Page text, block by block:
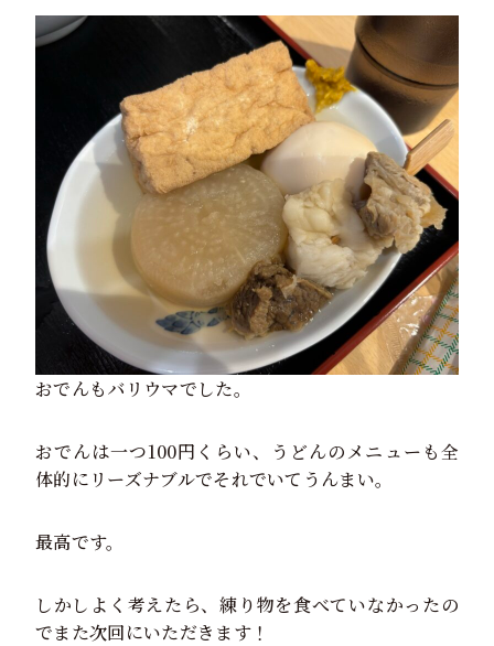
おでんもバリウマでした。
おでんは一つ100円くらい、うどんのメニューも全
体的にリーズナブルでそれでいてうんまい。
最高です。
しかしよく考えたら、練り物を食べていなかったの
でまた次回にいただきます！